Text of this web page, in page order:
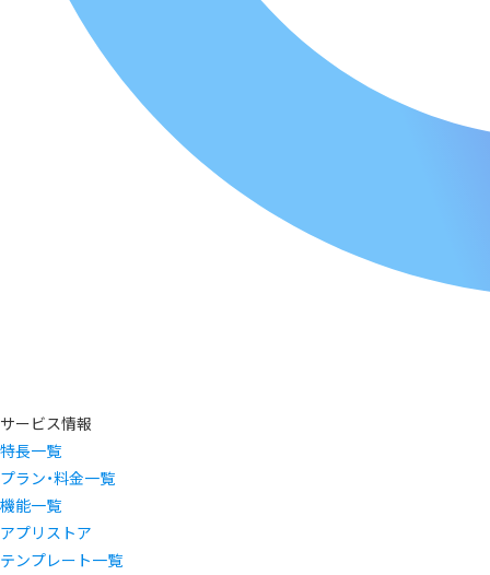
サービス情報
特長一覧
プラン・料金一覧
機能一覧
アプリストア
テンプレート一覧